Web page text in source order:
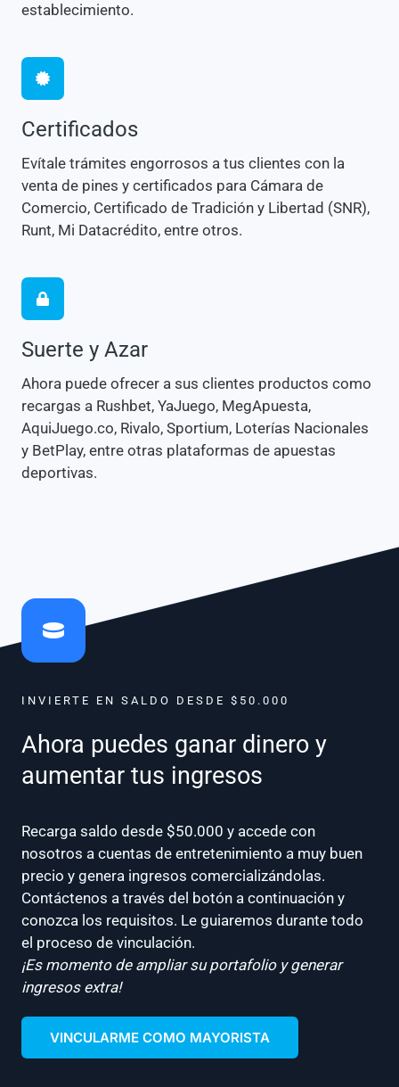
establecimiento.
Certificados
Evítale trámites engorrosos a tus clientes con la
venta de pines y certificados para Cámara de
Comercio, Certificado de Tradición y Libertad (SNR),
Runt, Mi Datacrédito, entre otros.
Suerte y Azar
Ahora puede ofrecer a sus clientes productos como
recargas a Rushbet, YaJuego, MegApuesta,
AquiJuego.co, Rivalo, Sportium, Loterías Nacionales
y BetPlay, entre otras plataformas de apuestas
deportivas.
INVIERTE EN SALDO DESDE $50.000
Ahora puedes ganar dinero y
aumentar tus ingresos
Recarga saldo desde $50.000 y accede con
nosotros a cuentas de entretenimiento a muy buen
precio y genera ingresos comercializándolas.
Contáctenos a través del botón a continuación y
conozca los requisitos. Le guiaremos durante todo
el proceso de vinculación.
¡Es momento de ampliar su portafolio y generar
ingresos extra!
VINCULARME COMO MAYORISTA